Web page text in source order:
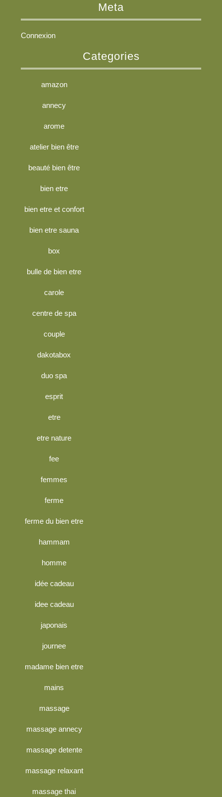
Meta
Connexion
Categories
amazon
annecy
arome
atelier bien être
beauté bien être
bien etre
bien etre et confort
bien etre sauna
box
bulle de bien etre
carole
centre de spa
couple
dakotabox
duo spa
esprit
etre
etre nature
fee
femmes
ferme
ferme du bien etre
hammam
homme
idée cadeau
idee cadeau
japonais
journee
madame bien etre
mains
massage
massage annecy
massage detente
massage relaxant
massage thai